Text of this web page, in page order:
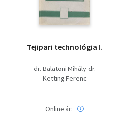
Tejipari technológia I.
dr. Balatoni Mihály-dr.
Ketting Ferenc
Online ár: